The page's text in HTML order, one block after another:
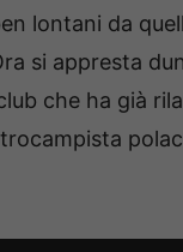
lontani da
si appresta
che ha già